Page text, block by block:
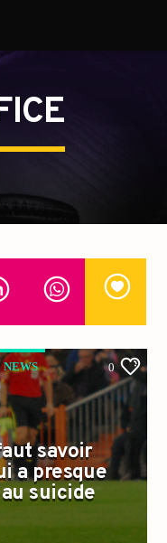
NEWS 0
savoir
a presque
suicide